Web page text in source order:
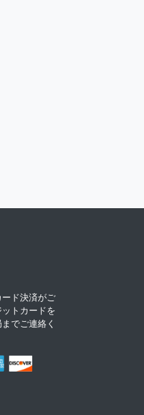
ド決済がご
トカードを
でご連絡く